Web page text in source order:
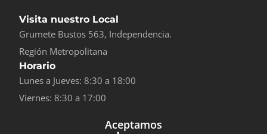
Visita nuestro Local
Grumete Bustos 563, Independencia.
Región Metropolitana
Horario
Lunes a Jueves: 8:30 a 18:00
Viernes: 8:30 a 17:00
Aceptamos